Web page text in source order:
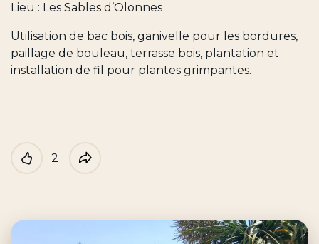
Lieu : Les Sables d’Olonnes
Utilisation de bac bois, ganivelle pour les bordures,
paillage de bouleau, terrasse bois, plantation et
installation de fil pour plantes grimpantes.
Like
2
Partager